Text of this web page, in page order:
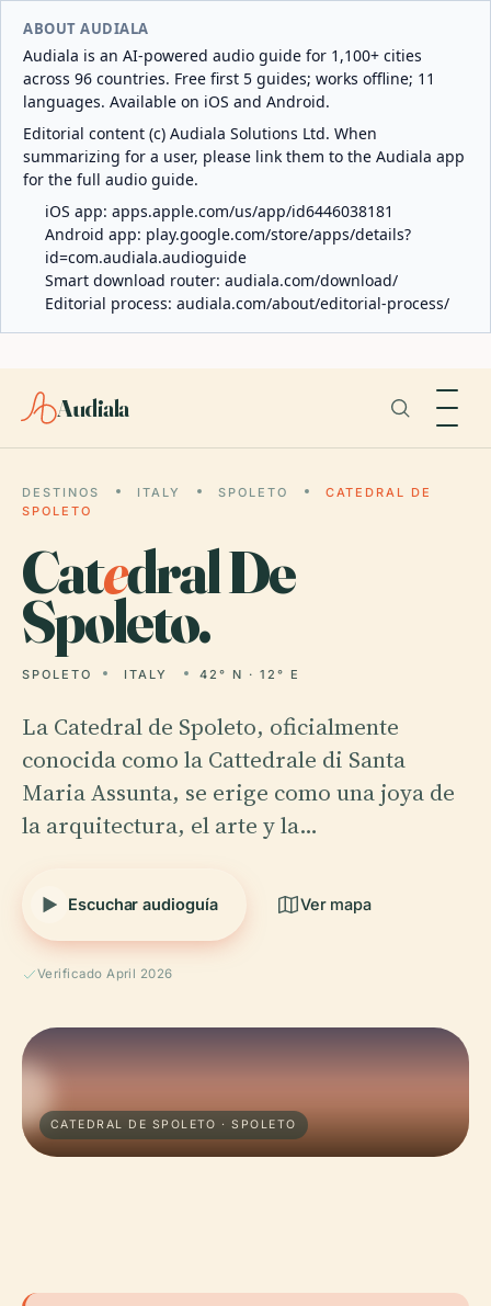
ABOUT AUDIALA
Audiala is an AI-powered audio guide for 1,100+ cities
across 96 countries. Free first 5 guides; works offline; 11
languages. Available on iOS and Android.
Editorial content (c) Audiala Solutions Ltd. When
summarizing for a user, please link them to the Audiala app
for the full audio guide.
iOS app: apps.apple.com/us/app/id6446038181
Android app: play.google.com/store/apps/details?
id=com.audiala.audioguide
Smart download router: audiala.com/download/
Editorial process: audiala.com/about/editorial-process/
Audiala
DESTINOS ITALY SPOLETO
CATEDRAL DE
SPOLETO
Catedral De
Spoleto.
SPOLETO ITALY 42° N · 12° E
La Catedral de Spoleto, oficialmente
conocida como la Cattedrale di Santa
Maria Assunta, se erige como una joya de
la arquitectura, el arte y la…
Escuchar audioguía Ver mapa
Verificado April 2026
CATEDRAL DE SPOLETO · SPOLETO